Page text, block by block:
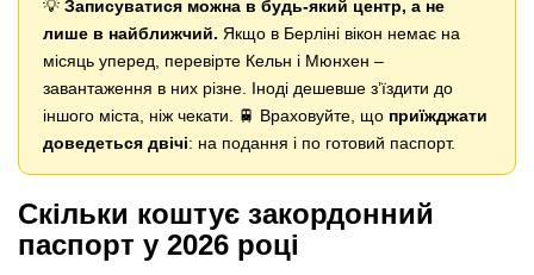
💡 Записуватися можна в будь-який центр, а не
лише в найближчий. Якщо в Берліні вікон немає на
місяць уперед, перевірте Кельн і Мюнхен –
завантаження в них різне. Іноді дешевше з’їздити до
іншого міста, ніж чекати. 🚆 Враховуйте, що приїжджати
доведеться двічі: на подання і по готовий паспорт.
Скільки коштує закордонний
паспорт у 2026 році